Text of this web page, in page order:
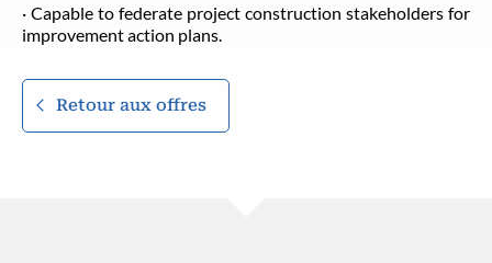
· Capable to federate project construction stakeholders for
improvement action plans.
Retour aux offres